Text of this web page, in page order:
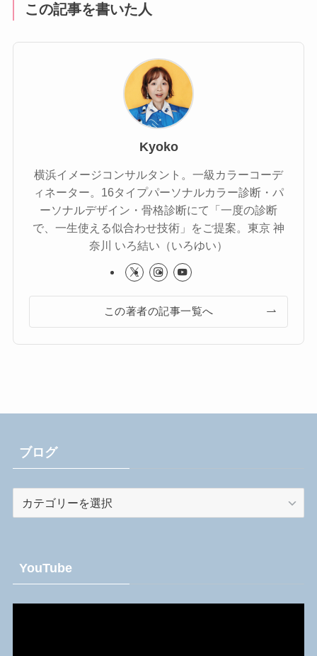
この記事を書いた人
Kyoko
横浜イメージコンサルタント。一級カラーコーデ
ィネーター。16タイプパーソナルカラー診断・パ
ーソナルデザイン・骨格診断にて「一度の診断
で、一生使える似合わせ技術」をご提案。東京 神
奈川 いろ結い（いろゆい）
この著者の記事一覧へ
ブログ
YouTube